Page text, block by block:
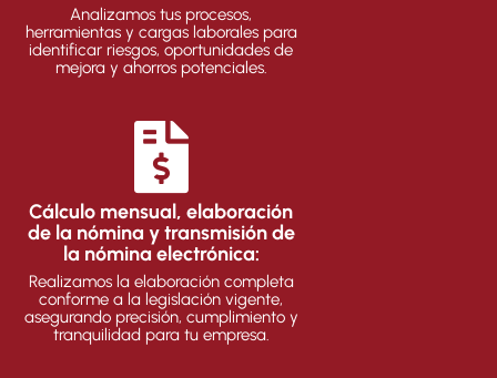
Analizamos tus procesos,
herramientas y cargas laborales para
identificar riesgos, oportunidades de
mejora y ahorros potenciales.
Cálculo mensual, elaboración
de la nómina y transmisión de
la nómina electrónica:
Realizamos la elaboración completa
conforme a la legislación vigente,
asegurando precisión, cumplimiento y
tranquilidad para tu empresa.